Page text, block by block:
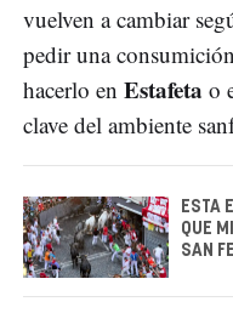
vuelven a cambiar
pedir una
hacerlo en Estafeta o
clave del ambiente
ESTA
QUE
SAN